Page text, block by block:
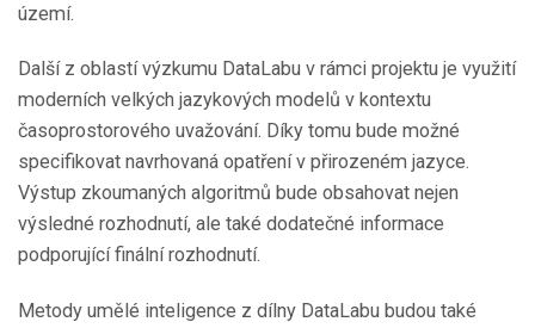
území.
Další z oblastí výzkumu DataLabu v rámci projektu je využití
moderních velkých jazykových modelů v kontextu
časoprostorového uvažování. Díky tomu bude možné
specifikovat navrhovaná opatření v přirozeném jazyce.
Výstup zkoumaných algoritmů bude obsahovat nejen
výsledné rozhodnutí, ale také dodatečné informace
podporující finální rozhodnutí.
Metody umělé inteligence z dílny DataLabu budou také